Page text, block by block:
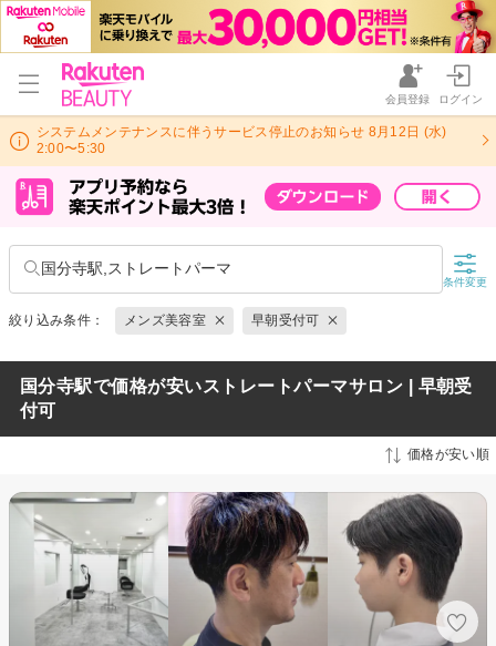
会員登録 ログイン
システムメンテナンスに伴うサービス停止のお知らせ 8月12日 (水)
2:00〜5:30
国分寺駅,ストレートパーマ
条件変更
絞り込み条件： メンズ美容室 早朝受付可
国分寺駅で価格が安いストレートパーマサロン | 早朝受
付可
価格が安い順